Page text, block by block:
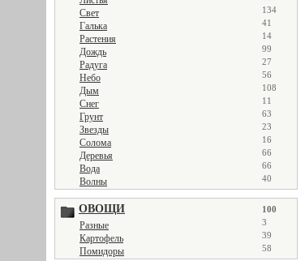
Свет 134
Галька 41
Растения 14
Дождь 99
Радуга 27
Небо 56
Дым 108
Снег 11
Грунт 63
Звезды 23
Солома 16
Деревья 66
Вода 66
Волны 40
ОВОЩИ 100
Разные 3
Картофель 39
Помидоры 58